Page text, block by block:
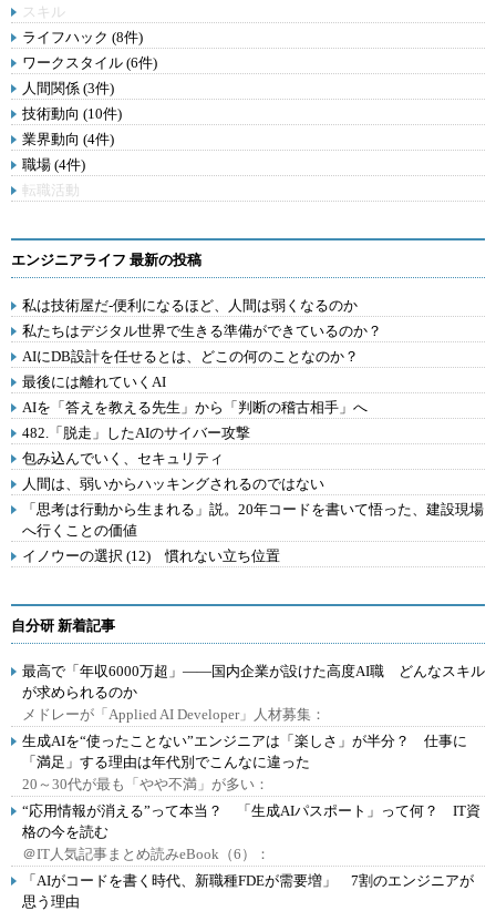
スキル
ライフハック (8件)
ワークスタイル (6件)
人間関係 (3件)
技術動向 (10件)
業界動向 (4件)
職場 (4件)
転職活動
エンジニアライフ 最新の投稿
私は技術屋だ-便利になるほど、人間は弱くなるのか
私たちはデジタル世界で生きる準備ができているのか？
AIにDB設計を任せるとは、どこの何のことなのか？
最後には離れていくAI
AIを「答えを教える先生」から「判断の稽古相手」へ
482.「脱走」したAIのサイバー攻撃
包み込んでいく、セキュリティ
人間は、弱いからハッキングされるのではない
「思考は行動から生まれる」説。20年コードを書いて悟った、建設現場
へ行くことの価値
イノウーの選択 (12) 慣れない立ち位置
自分研 新着記事
最高で「年収6000万超」――国内企業が設けた高度AI職 どんなスキル
が求められるのか
メドレーが「Applied AI Developer」人材募集：
生成AIを“使ったことない”エンジニアは「楽しさ」が半分？ 仕事に
「満足」する理由は年代別でこんなに違った
20～30代が最も「やや不満」が多い：
“応用情報が消える”って本当？ 「生成AIパスポート」って何？ IT資
格の今を読む
＠IT人気記事まとめ読みeBook（6）：
「AIがコードを書く時代、新職種FDEが需要増」 7割のエンジニアが
思う理由